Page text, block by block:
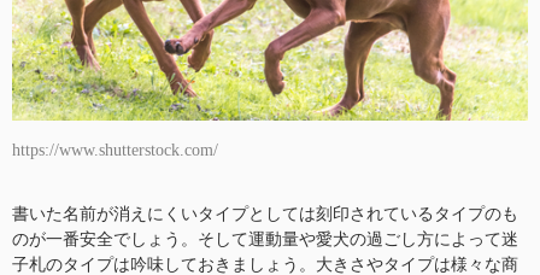
https://www.shutterstock.com/
書いた名前が消えにくいタイプとしては刻印されているタイプのも
のが一番安全でしょう。そして運動量や愛犬の過ごし方によって迷
子札のタイプは吟味しておきましょう。大きさやタイプは様々な商